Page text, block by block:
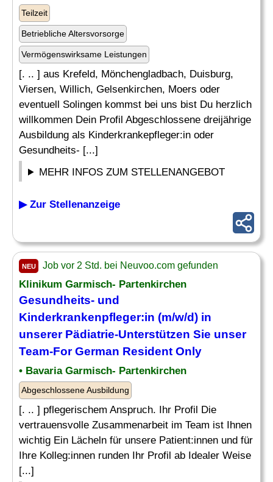
Teilzeit
Betriebliche Altersvorsorge
Vermögenswirksame Leistungen
[. .. ] aus Krefeld, Mönchengladbach, Duisburg,
Viersen, Willich, Gelsenkirchen, Moers oder
eventuell Solingen kommst bei uns bist Du herzlich
willkommen Dein Profil Abgeschlossene dreijährige
Ausbildung als Kinderkrankepfleger:in oder
Gesundheits- [...]
MEHR INFOS ZUM STELLENANGEBOT
▶ Zur Stellenanzeige
NEU Job vor 2 Std. bei Neuvoo.com gefunden
Klinikum Garmisch- Partenkirchen
Gesundheits- und
Kinderkrankenpfleger:in (m/w/d) in
unserer Pädiatrie-Unterstützen Sie unser
Team-For German Resident Only
• Bavaria Garmisch- Partenkirchen
Abgeschlossene Ausbildung
[. .. ] pflegerischem Anspruch. Ihr Profil Die
vertrauensvolle Zusammenarbeit im Team ist Ihnen
wichtig Ein Lächeln für unsere Patient:innen und für
Ihre Kolleg:innen runden Ihr Profil ab Idealer Weise
[...]